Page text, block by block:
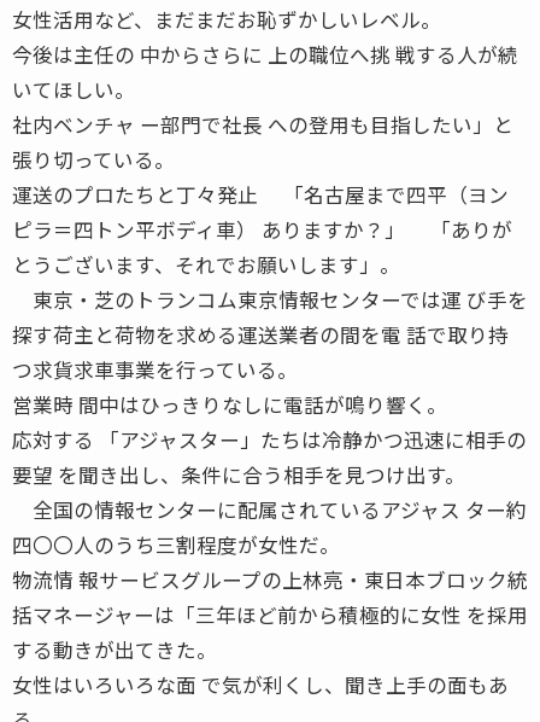
女性活用など、まだまだお恥ずかしいレベル。
今後は主任の 中からさらに 上の職位へ挑 戦する人が続
いてほしい。
社内ベンチャ ー部門で社長 への登用も目指したい」と
張り切っている。
運送のプロたちと丁々発止 「名古屋まで四平（ヨン
ピラ＝四トン平ボディ車） ありますか？」 「ありが
とうございます、それでお願いします」。
東京・芝のトランコム東京情報センターでは運 び手を
探す荷主と荷物を求める運送業者の間を電 話で取り持
つ求貨求車事業を行っている。
営業時 間中はひっきりなしに電話が鳴り響く。
応対する 「アジャスター」たちは冷静かつ迅速に相手の
要望 を聞き出し、条件に合う相手を見つけ出す。
全国の情報センターに配属されているアジャス ター約
四〇〇人のうち三割程度が女性だ。
物流情 報サービスグループの上林亮・東日本ブロック統
括マネージャーは「三年ほど前から積極的に女性 を採用
する動きが出てきた。
女性はいろいろな面 で気が利くし、聞き上手の面もあ